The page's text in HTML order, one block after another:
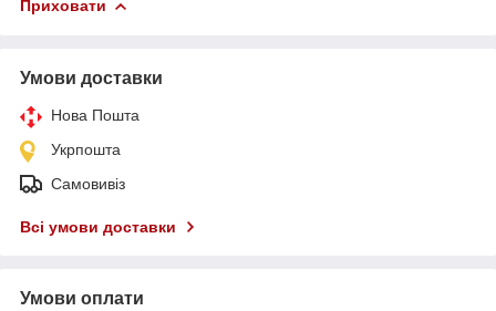
Приховати
Умови доставки
Нова Пошта
Укрпошта
Самовивіз
Всі умови доставки
Умови оплати